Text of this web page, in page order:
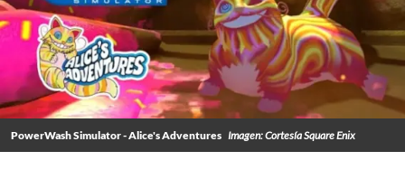
PowerWash Simulator - Alice's Adventures Imagen: Cortesía Square Enix